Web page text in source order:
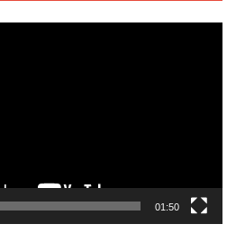
01:50